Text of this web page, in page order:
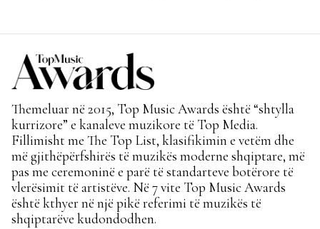
Themeluar në 2015, Top Music Awards është “shtylla
kurrizore” e kanaleve muzikore të Top Media.
Fillimisht me The Top List, klasifikimin e vetëm dhe
më gjithëpërfshirës të muzikës moderne shqiptare, më
pas me ceremoninë e parë të standarteve botërore të
vlerësimit të artistëve. Në 7 vite Top Music Awards
është kthyer në një pikë referimi të muzikës të
shqiptarëve kudondodhen.